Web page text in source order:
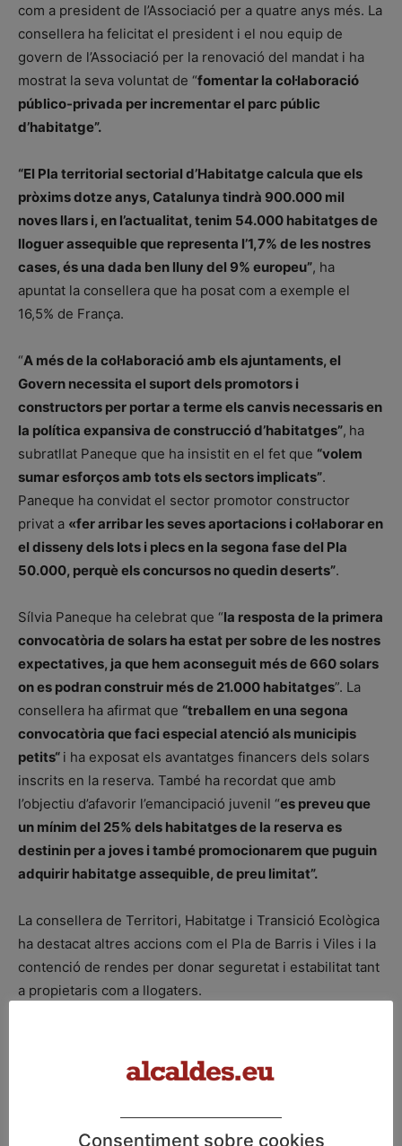
com a president de l’Associació per a quatre anys més. La
consellera ha felicitat el president i el nou equip de
govern de l’Associació per la renovació del mandat i ha
mostrat la seva voluntat de “fomentar la col·laboració
público-privada per incrementar el parc públic
d’habitatge”.
“El Pla territorial sectorial d’Habitatge calcula que els
pròxims dotze anys, Catalunya tindrà 900.000 mil
noves llars i, en l’actualitat, tenim 54.000 habitatges de
lloguer assequible que representa l’1,7% de les nostres
cases, és una dada ben lluny del 9% europeu”, ha
apuntat la consellera que ha posat com a exemple el
16,5% de França.
“A més de la col·laboració amb els ajuntaments, el
Govern necessita el suport dels promotors i
constructors per portar a terme els canvis necessaris en
la política expansiva de construcció d’habitatges”, ha
subratllat Paneque que ha insistit en el fet que “volem
sumar esforços amb tots els sectors implicats”.
Paneque ha convidat el sector promotor constructor
privat a «fer arribar les seves aportacions i col·laborar en
el disseny dels lots i plecs en la segona fase del Pla
50.000, perquè els concursos no quedin deserts”.
Sílvia Paneque ha celebrat que “la resposta de la primera
convocatòria de solars ha estat per sobre de les nostres
expectatives, ja que hem aconseguit més de 660 solars
on es podran construir més de 21.000 habitatges”. La
consellera ha afirmat que “treballem en una segona
convocatòria que faci especial atenció als municipis
petits“ i ha exposat els avantatges financers dels solars
inscrits en la reserva. També ha recordat que amb
l’objectiu d’afavorir l’emancipació juvenil “es preveu que
un mínim del 25% dels habitatges de la reserva es
destinin per a joves i també promocionarem que puguin
adquirir habitatge assequible, de preu limitat”.
La consellera de Territori, Habitatge i Transició Ecològica
ha destacat altres accions com el Pla de Barris i Viles i la
contenció de rendes per donar seguretat i estabilitat tant
a propietaris com a llogaters.
Silvia Paneque solars
Consentiment sobre cookies